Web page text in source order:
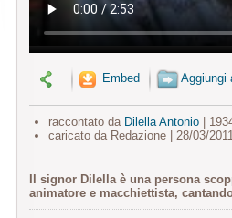
Embed Aggiungi
raccontato da Dilella Antonio|
caricato da Redazione | 28/03/
Il signor Dilella è una persona
animatore e macchiettista,